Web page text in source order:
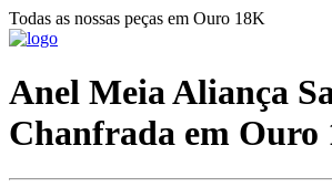
Todas as nossas peças em Ouro 18K
Anel Meia Aliança
Chanfrada em Ouro